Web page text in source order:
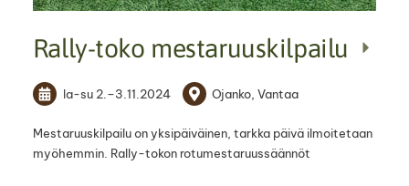
Rally-toko mestaruuskilpailu
la-su 2. –3.11.2024 Ojanko, Vantaa
Mestaruuskilpailu on yksipäiväinen, tarkka päivä ilmoitetaan
myöhemmin. Rally-tokon rotumestaruussäännöt